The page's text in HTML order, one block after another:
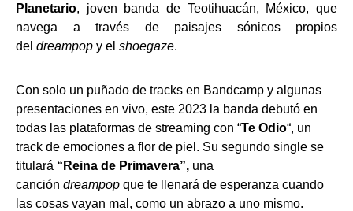
Planetario, joven banda de Teotihuacán, México, que
navega a través de paisajes sónicos propios
del dreampop y el shoegaze.
Con solo un puñado de tracks en Bandcamp y algunas
presentaciones en vivo, este 2023 la banda debutó en
todas las plataformas de streaming con “Te Odio“, un
track de emociones a flor de piel. Su segundo single se
titulará “Reina de Primavera”, una
canción dreampop que te llenará de esperanza cuando
las cosas vayan mal, como un abrazo a uno mismo.